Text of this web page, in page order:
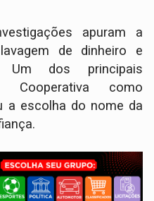
apuram a
de dinheiro e
Um dos principais
como
a escolha do nome da